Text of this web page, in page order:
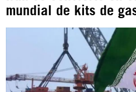
https://
Instagram
mundial de kits de